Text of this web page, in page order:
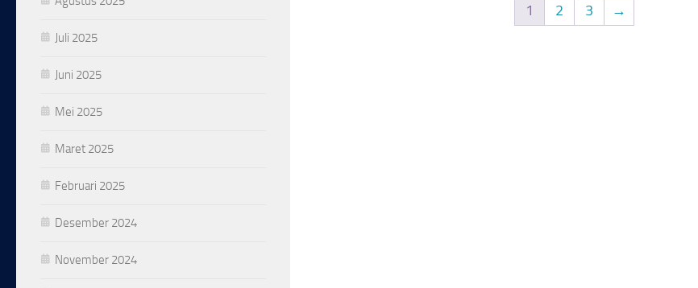
1 2 3 →
Juli 2025
Juni 2025
Mei 2025
Maret 2025
Februari 2025
Desember 2024
November 2024